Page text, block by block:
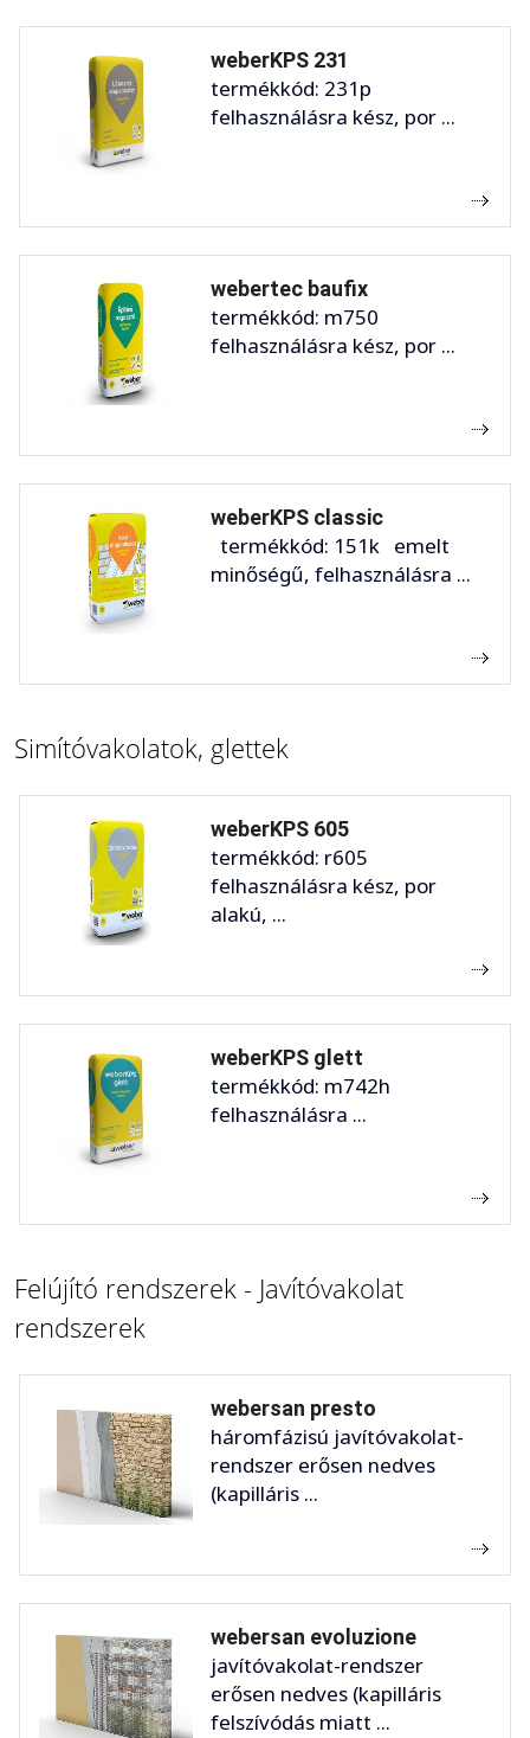
weberKPS 231
termékkód: 231p
felhasználásra kész, por ...
webertec baufix
termékkód: m750
felhasználásra kész, por ...
weberKPS classic
termékkód: 151k emelt
minőségű, felhasználásra ...
Simítóvakolatok, glettek
weberKPS 605
termékkód: r605
felhasználásra kész, por
alakú, ...
weberKPS glett
termékkód: m742h
felhasználásra ...
Felújító rendszerek - Javítóvakolat
rendszerek
webersan presto
háromfázisú javítóvakolat-
rendszer erősen nedves
(kapilláris ...
webersan evoluzione
javítóvakolat-rendszer
erősen nedves (kapilláris
felszívódás miatt ...